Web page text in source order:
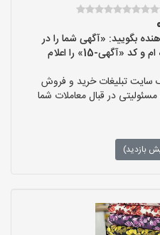
بگویید: «آگهی شما را در
سایت «پارچه فروشی ها» دیده ام و کد «آگهی-15» را اعلام
سایت تبلیغات خرید و فروش
در قبال معاملات شما
بازدید)